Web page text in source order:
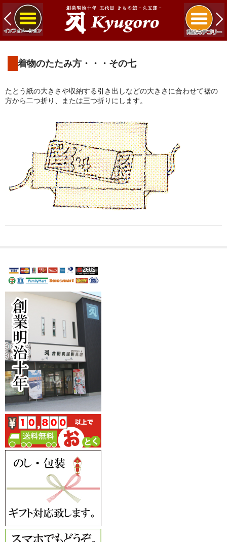
着物のたたみ方・・・その七
たとう紙の大きさや収納する引き出しなどの大きさに合わせて裾の
方から二つ折り、または三つ折りにします。